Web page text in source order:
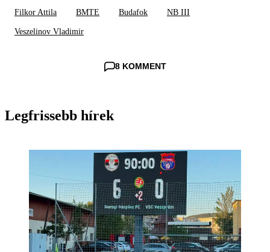
Filkor Attila BMTE Budafok NB III
Veszelinov Vladimir
8 KOMMENT
Legfrissebb hírek